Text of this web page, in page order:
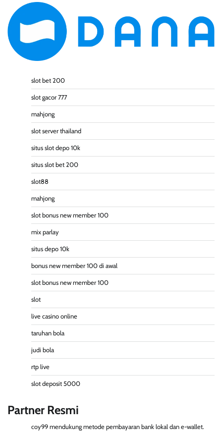
slot bet 200
slot gacor 777
mahjong
slot server thailand
situs slot depo 10k
situs slot bet 200
slot88
mahjong
slot bonus new member 100
mix parlay
situs depo 10k
bonus new member 100 di awal
slot bonus new member 100
slot
live casino online
taruhan bola
judi bola
rtp live
slot deposit 5000
Partner Resmi
coy99 mendukung metode pembayaran bank lokal dan e-wallet.